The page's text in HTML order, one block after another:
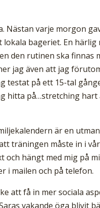
Nästan varje morgon
bageriet. En
den rutinen ska finnas
jag även att jag
testat på ett 15-tal
hitta på…stretching hart
är en
träningen måste in i
hängt med mig på
i mailen och på telefon.
att få in mer sociala
vakande öga blivit